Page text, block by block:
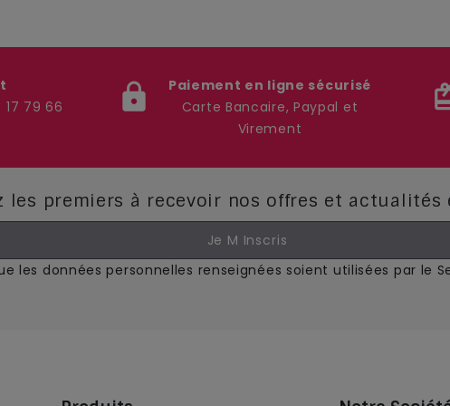
79 66
lock
Paiement en ligne sécurisé
Carte Bancaire, Paypal et
Virement
les premiers à recevoir nos offres et
les données personnelles renseignées soient utilisées par